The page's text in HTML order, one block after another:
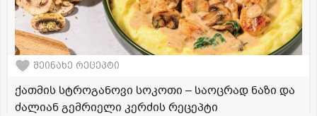
შეინახე რეცეპტი
ქათმის სტროგანოვი სოკოთი – საოცრად ნაზი და
ძალიან გემრიელი კერძის რეცეპტი